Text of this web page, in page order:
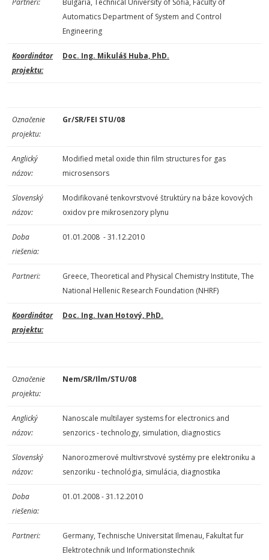
Partneri:
Bulgaria, Technical University of Sofia, Faculty of
Automatics Department of System and Control
Engineering
Koordinátor
projektu:
Doc. Ing. Mikuláš Huba, PhD.
Označenie
projektu:
Gr/SR/FEI STU/08
Anglický
názov:
Modified metal oxide thin film structures for gas
microsensors
Slovenský
názov:
Modifikované tenkovrstvové štruktúry na báze kovových
oxidov pre mikrosenzory plynu
Doba
riešenia:
01.01.2008 - 31.12.2010
Partneri:
Greece, Theoretical and Physical Chemistry Institute, The
National Hellenic Research Foundation (NHRF)
Koordinátor
projektu:
Doc. Ing. Ivan Hotový, PhD.
Označenie
projektu:
Nem/SR/Ilm/STU/08
Anglický
názov:
Nanoscale multilayer systems for electronics and
senzorics - technology, simulation, diagnostics
Slovenský
názov:
Nanorozmerové multivrstvové systémy pre elektroniku a
senzoriku - technológia, simulácia, diagnostika
Doba
riešenia:
01.01.2008 - 31.12.2010
Partneri:
Germany, Technische Universitat Ilmenau, Fakultat fur
Elektrotechnik und Informationstechnik